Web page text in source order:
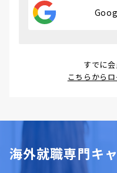
すでに
こちらから
海外就職専門キ